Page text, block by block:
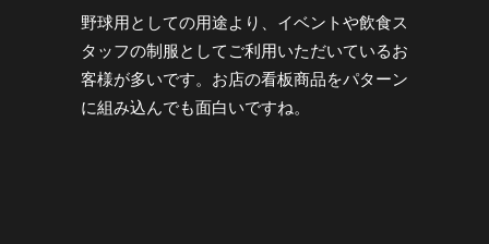
野球用としての用途より、イベントや飲食ス
タッフの制服としてご利用いただいているお
客様が多いです。お店の看板商品をパターン
に組み込んでも面白いですね。